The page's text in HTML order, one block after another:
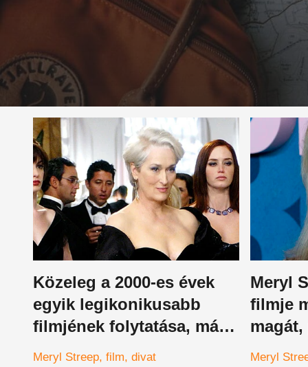
Közeleg a 2000-es évek
egyik legikonikusabb
filmjének folytatása, már
alig várjuk mi sül ki ebből
Meryl Streep film divat
Meryl
filmje
Meryl